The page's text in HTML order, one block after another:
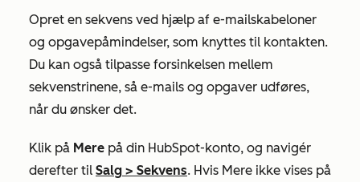
Opret en sekvens ved hjælp af e-mailskabeloner
og opgavepåmindelser, som knyttes til kontakten.
Du kan også tilpasse forsinkelsen mellem
sekvenstrinene, så e-mails og opgaver udføres,
når du ønsker det.
Klik på Mere på din HubSpot-konto, og navigér
derefter til Salg > Sekvens. Hvis Mere ikke vises på